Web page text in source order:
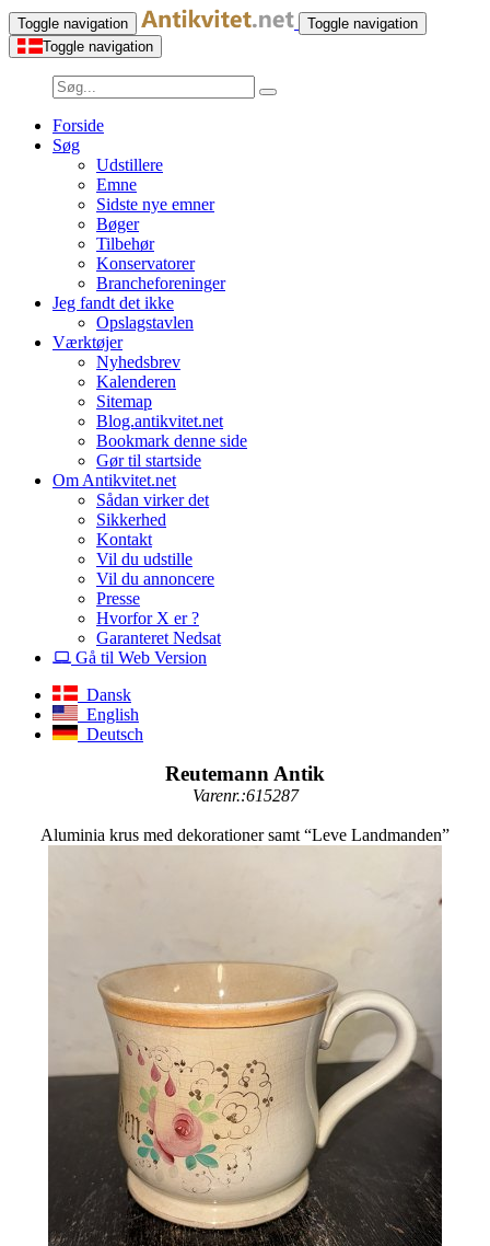
Toggle navigation
Toggle navigation
Toggle navigation
Forside
Søg
Udstillere
Emne
Sidste nye emner
Bøger
Tilbehør
Konservatorer
Brancheforeninger
Jeg fandt det ikke
Opslagstavlen
Værktøjer
Nyhedsbrev
Kalenderen
Sitemap
Blog.antikvitet.net
Bookmark denne side
Gør til startside
Om Antikvitet.net
Sådan virker det
Sikkerhed
Kontakt
Vil du udstille
Vil du annoncere
Presse
Hvorfor X er ?
Garanteret Nedsat
Gå til Web Version
Dansk
English
Deutsch
Reutemann Antik
Varenr.:615287
Aluminia krus med dekorationer samt “Leve Landmanden”